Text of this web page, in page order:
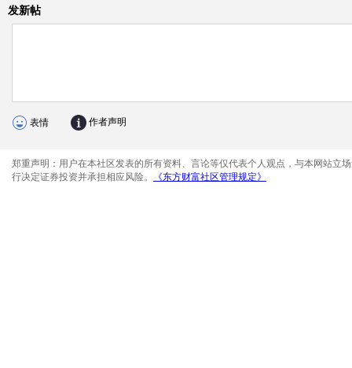
发新帖
表情 作者声明
郑重声明：用户在本社区发表的所有资料、言论等仅代表个人观点，与本网站立
行决定证券投资并承担相应风险。
《东方财富社区管理规定》